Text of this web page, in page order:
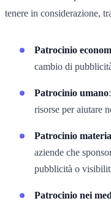
tenere in considerazione,
Patrocinio
cambio di
Patrocinio umano
risorse per aiutare
Patrocinio
aziende che
pubblicità o
Patrocinio nei